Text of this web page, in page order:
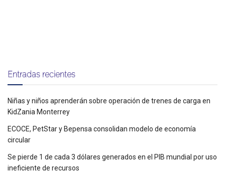
Entradas recientes
Niñas y niños aprenderán sobre operación de trenes de carga en
KidZania Monterrey
ECOCE, PetStar y Bepensa consolidan modelo de economía
circular
Se pierde 1 de cada 3 dólares generados en el PIB mundial por uso
ineficiente de recursos